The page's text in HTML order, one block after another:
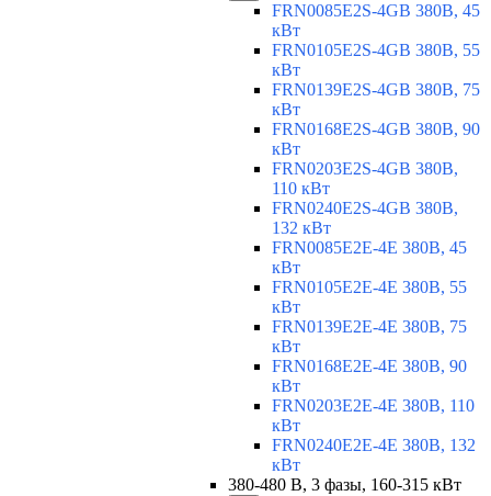
FRN0085E2S-4GB 380В, 45
кВт
FRN0105E2S-4GB 380В, 55
кВт
FRN0139E2S-4GB 380В, 75
кВт
FRN0168E2S-4GB 380В, 90
кВт
FRN0203E2S-4GB 380В,
110 кВт
FRN0240E2S-4GB 380В,
132 кВт
FRN0085E2E-4E 380В, 45
кВт
FRN0105E2E-4E 380В, 55
кВт
FRN0139E2E-4E 380В, 75
кВт
FRN0168E2E-4E 380В, 90
кВт
FRN0203E2E-4E 380В, 110
кВт
FRN0240E2E-4E 380В, 132
кВт
380-480 В, 3 фазы, 160-315 кВт